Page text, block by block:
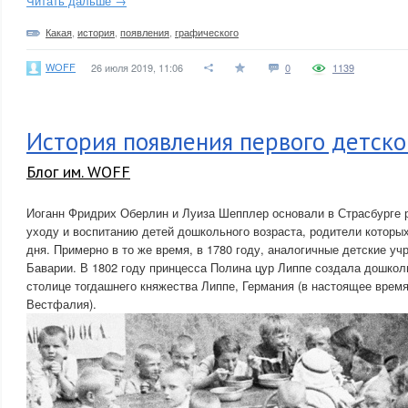
Какая история появления графического
WOFF 26 июля 2019, 11:06 0 1139
История появления первого
Блог им. WOFF
Иоганн Фридрих Оберлин и Луиза Шепплер основали в Страсбурге
уходу и воспитанию детей дошкольного возраста, родители
дня. Примерно в то же время, в 1780 году, аналогичные детские
Баварии. В 1802 году принцесса Полина цур Липпе создала
столице тогдашнего княжества Липпе, Германия (в настоящее
Вестфалия).